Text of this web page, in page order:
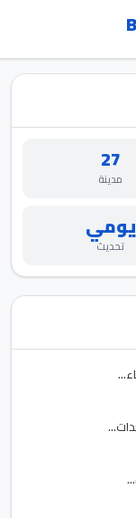
27
مدينة
يومي
تحديث